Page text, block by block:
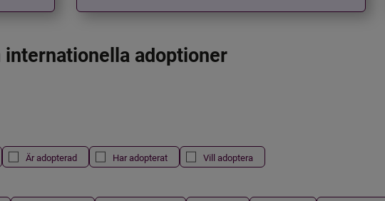
adoptioner
Är adopterad Har adopterat Vill adoptera